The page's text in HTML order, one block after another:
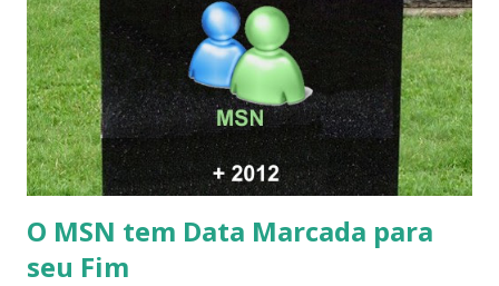
O MSN tem Data Marcada para
seu Fim